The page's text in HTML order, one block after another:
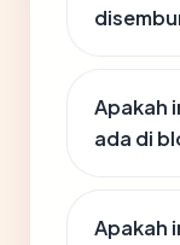
Apakah
ada di
Apakah